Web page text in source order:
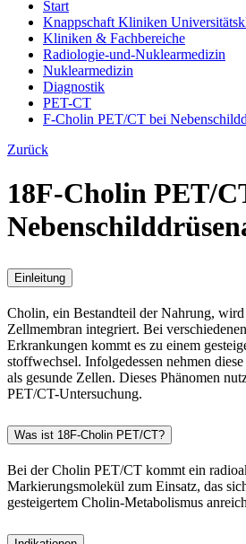
Start
Knappschaft Kliniken
Kliniken & Fachbereiche
Radiologie-und-Nuklearmedizin
Nuklearmedizin
Diagnostik
PET-CT
F-Cholin PET/CT bei
Zurück
18F-Cholin PET/
Einleitung
Cholin, ein Bestandteil der Nahrung,
Zellmembran integriert. Bei
Erkrankungen kommt es zu einem
stoffwechsel. Infolgedessen nehmen
als gesunde Zellen. Dieses Phänomen
PET/CT-Untersuchung.
Was ist 18F-Cholin PET/CT?
Bei der Cholin PET/CT kommt ein
Markierungsmolekül zum Einsatz, das
gesteigertem Cholin-Metabolismus